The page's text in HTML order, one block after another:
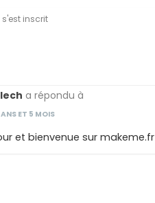
s'est inscrit
a répondu à
ANS ET 5 MOIS
et bienvenue sur makeme.fr